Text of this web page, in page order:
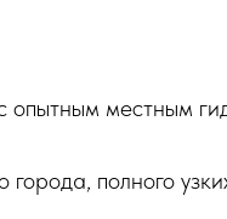
опытным местным
полного